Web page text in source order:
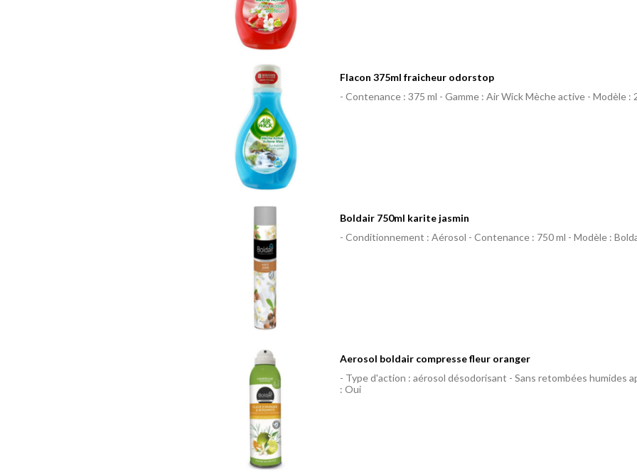
Flacon 375ml fraicheur odorstop
- Contenance : 375 ml - Gamme : Air Wick Mèche active - Modèle :
Boldair 750ml karite jasmin
- Conditionnement : Aérosol - Contenance : 750 ml - Modèle :
Aerosol boldair compresse fleur oranger
- Type d'action : aérosol désodorisant - Sans retombées humides
: Oui